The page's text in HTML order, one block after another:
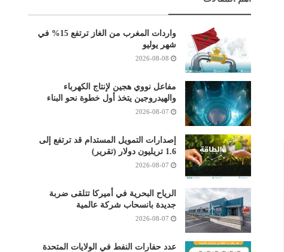
واردات المغرب من الغاز ترتفع 15% في
شهر يوليو
2026-08-08
مفاعل نووي هجين لإنتاج الكهرباء
والهيدروجين يتخذ أول خطوة نحو البناء
2026-08-07
إصدارات التمويل المستدام قد ترتفع إلى
1.6 تريليون دولار (تقرير)
2026-08-07
الرياح البحرية في أميركا تتلقى ضربة
جديدة بانسحاب شركة عالمية
2026-08-07
عدد حفارات النفط في الولايات المتحدة